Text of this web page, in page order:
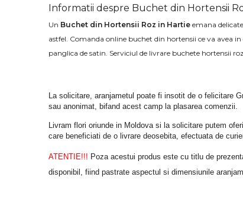
Informatii despre Buchet din Hortensii
Un Buchet din Hortensii Roz in Hartie emana
astfel. Comanda online buchet din hortensii ce va avea
panglica de satin. Serviciul de livrare buchete hortensii
La solicitare, aranjametul poate fi insotit de o felicitare
sau anonimat, bifand acest camp la plasarea comenzii.
Livram flori oriunde in Moldova si la solicitare putem
care beneficiati de o livrare deosebita, efectuata de
ATENTIE!!! Poza acestui produs este cu titlu de
disponibil, fiind pastrate aspectul si dimensiunile